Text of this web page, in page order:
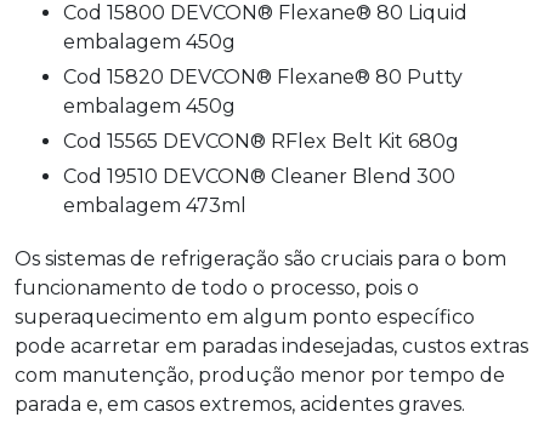
Cod 15800 DEVCON® Flexane® 80 Liquid
embalagem 450g
Cod 15820 DEVCON® Flexane® 80 Putty
embalagem 450g
Cod 15565 DEVCON® RFlex Belt Kit 680g
Cod 19510 DEVCON® Cleaner Blend 300
embalagem 473ml
Os sistemas de refrigeração são cruciais para o bom
funcionamento de todo o processo, pois o
superaquecimento em algum ponto específico
pode acarretar em paradas indesejadas, custos extras
com manutenção, produção menor por tempo de
parada e, em casos extremos, acidentes graves.